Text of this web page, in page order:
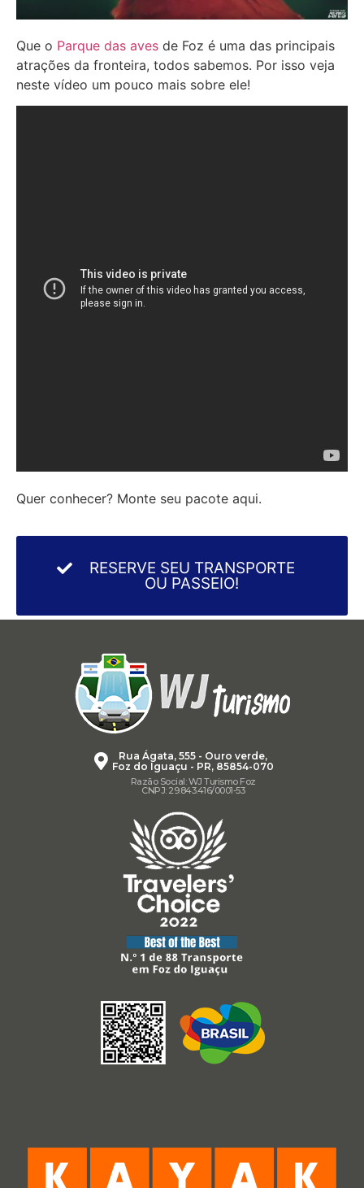
Que o Parque das aves de Foz é uma das principais
atrações da fronteira, todos sabemos. Por isso veja
neste vídeo um pouco mais sobre ele!
Quer conhecer? Monte seu pacote aqui.
RESERVE SEU TRANSPORTE
OU PASSEIO!
Rua Ágata, 555 - Ouro verde,
Foz do Iguaçu - PR, 85854-070
Razão Social: WJ Turismo Foz
CNPJ: 29.843.416/0001-53